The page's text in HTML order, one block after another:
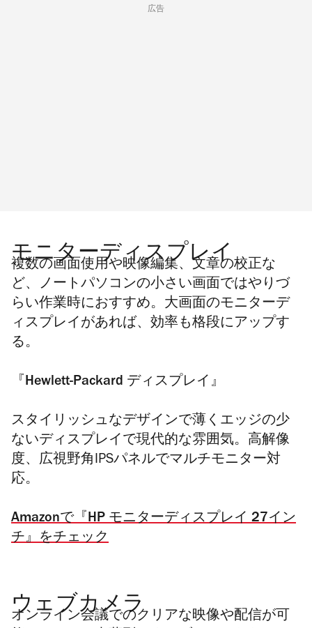
広告
モニターディスプレイ
複数の画面使用や映像編集、文章の校正な
ど、 ノートパソコンの小さい画面ではやりづ
らい作業時におすすめ。 大画面のモニターデ
ィスプレイがあれば、効率も格段にアップす
る。
『Hewlett-Packard ディスプレイ』
スタイリッシュなデザインで薄くエッジの少
ないディスプレイで現代的な雰囲気。高解像
度、 広視野角IPSパネルでマルチモニター対
応。
Amazonで『HP モニターディスプレイ 27イン
チ』をチェック
ウェブカメラ
オンライン会議でのクリアな映像や配信が可